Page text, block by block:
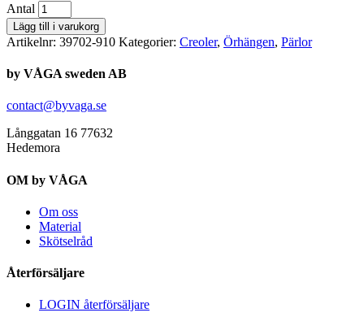
Antal
Lägg till i varukorg
Artikelnr: 39702-910 Kategorier: Creoler, Örhängen, Pärlor
by VÅGA sweden AB
contact@byvaga.se
Långgatan 16 77632
Hedemora
OM by VÅGA
Om oss
Material
Skötselråd
Återförsäljare
LOGIN återförsäljare